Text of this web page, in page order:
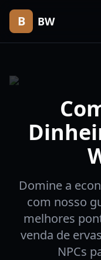
B BW
Domine a
com nosso
melhores
venda de
NPCs